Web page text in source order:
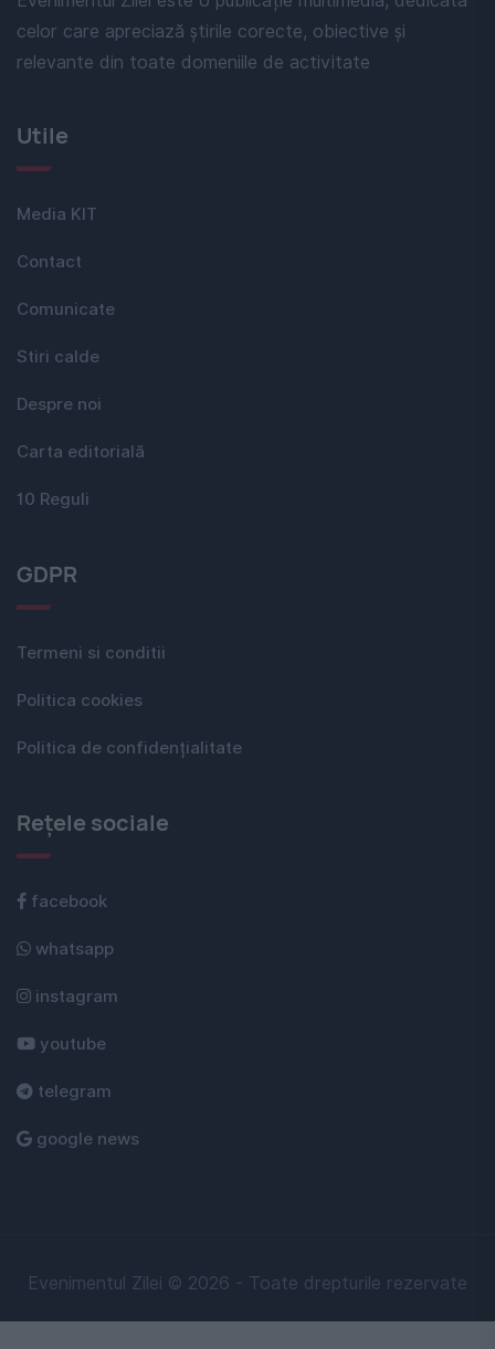
celor care apreciază știrile corecte, obiective și
relevante din toate domeniile de activitate
Utile
Media KIT
Contact
Comunicate
Stiri calde
Despre noi
Carta editorială
10 Reguli
GDPR
Termeni si conditii
Politica cookies
Politica de confidențialitate
Rețele sociale
facebook
whatsapp
instagram
youtube
telegram
google news
Evenimentul Zilei © 2026 - Toate drepturile rezervate